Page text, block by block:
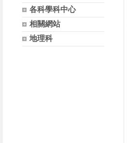
各科學科中心
相關網站
地理科